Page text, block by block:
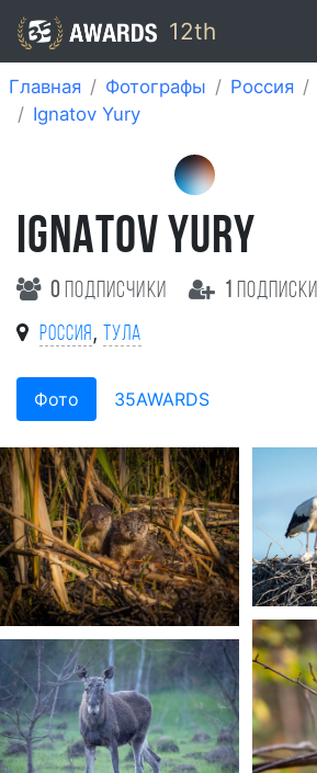
12th
Главная Фотографы Россия
Ignatov Yury
IGNATOV YURY
0 подписчики 1 подписки
Россия , Тула
Фото 35AWARDS